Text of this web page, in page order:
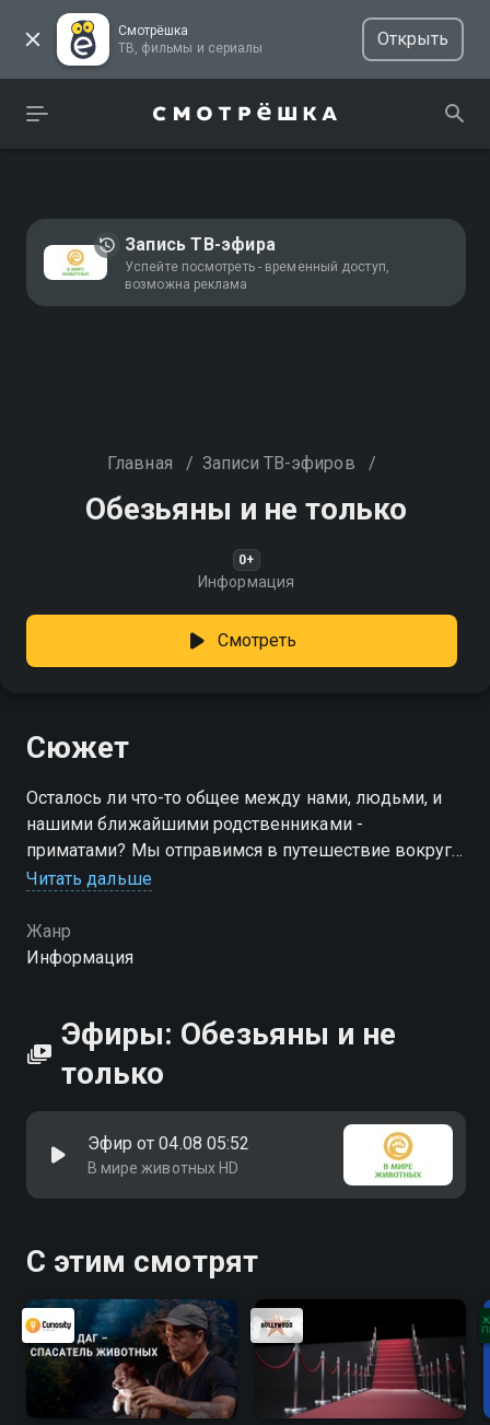
Смотрёшка
ТВ, фильмы и сериалы
Открыть
Запись ТВ-эфира
Успейте посмотреть - временный доступ,
возможна реклама
Главная / Записи ТВ-эфиров /
Обезьяны и не только
0+
Информация
Смотреть
Сюжет
Осталось ли что-то общее между нами, людьми, и
нашими ближайшими родственниками -
приматами? Мы отправимся в путешествие вокруг
света, чтобы узнать больше об этих
Читать дальше
Жанр
Информация
Эфиры: Обезьяны и не
только
Эфир от 04.08 05:52
В мире животных HD
С этим смотрят